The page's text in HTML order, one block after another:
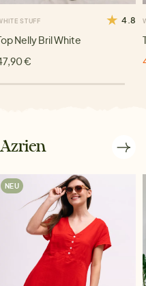
STUFF 4.8
Nelly Bril White
€
NEU